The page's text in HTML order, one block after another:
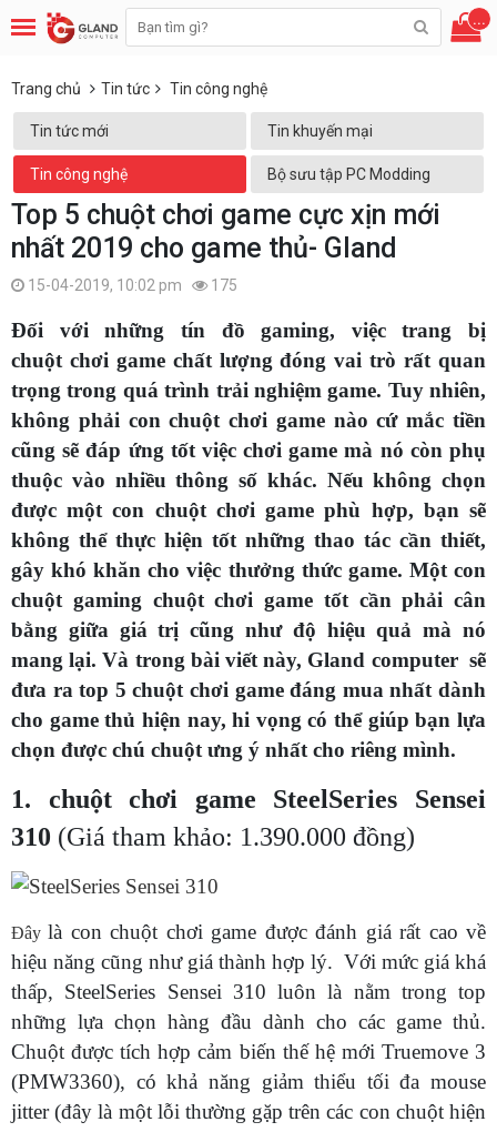
...
Trang chủ Tin tức Tin công nghệ
Tin tức mới Tin khuyến mại
Tin công nghệ Bộ sưu tập PC Modding
Top 5 chuột chơi game cực xịn mới
nhất 2019 cho game thủ- Gland
15-04-2019, 10:02 pm 175
Đối với những tín đồ gaming, việc trang bị
chuột chơi game chất lượng đóng vai trò rất quan
trọng trong quá trình trải nghiệm game. Tuy nhiên,
không phải con chuột chơi game nào cứ mắc tiền
cũng sẽ đáp ứng tốt việc chơi game mà nó còn phụ
thuộc vào nhiều thông số khác. Nếu không chọn
được một con chuột chơi game phù hợp, bạn sẽ
không thể thực hiện tốt những thao tác cần thiết,
gây khó khăn cho việc thưởng thức game. Một con
chuột gaming chuột chơi game tốt cần phải cân
bằng giữa giá trị cũng như độ hiệu quả mà nó
mang lại. Và trong bài viết này, Gland computer sẽ
đưa ra top 5 chuột chơi game đáng mua nhất dành
cho game thủ hiện nay, hi vọng có thể giúp bạn lựa
chọn được chú chuột ưng ý nhất cho riêng mình.
1. chuột chơi game SteelSeries Sensei
310 (Giá tham khảo: 1.390.000 đồng)
Đây là con chuột chơi game được đánh giá rất cao về
hiệu năng cũng như giá thành hợp lý. Với mức giá khá
thấp, SteelSeries Sensei 310 luôn là nằm trong top
những lựa chọn hàng đầu dành cho các game thủ.
Chuột được tích hợp cảm biến thế hệ mới Truemove 3
(PMW3360), có khả năng giảm thiểu tối đa mouse
jitter (đây là một lỗi thường gặp trên các con chuột hiện